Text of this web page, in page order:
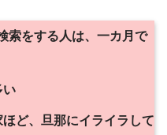
索をする人は、一カ月で
い
ど、旦那にイライラして